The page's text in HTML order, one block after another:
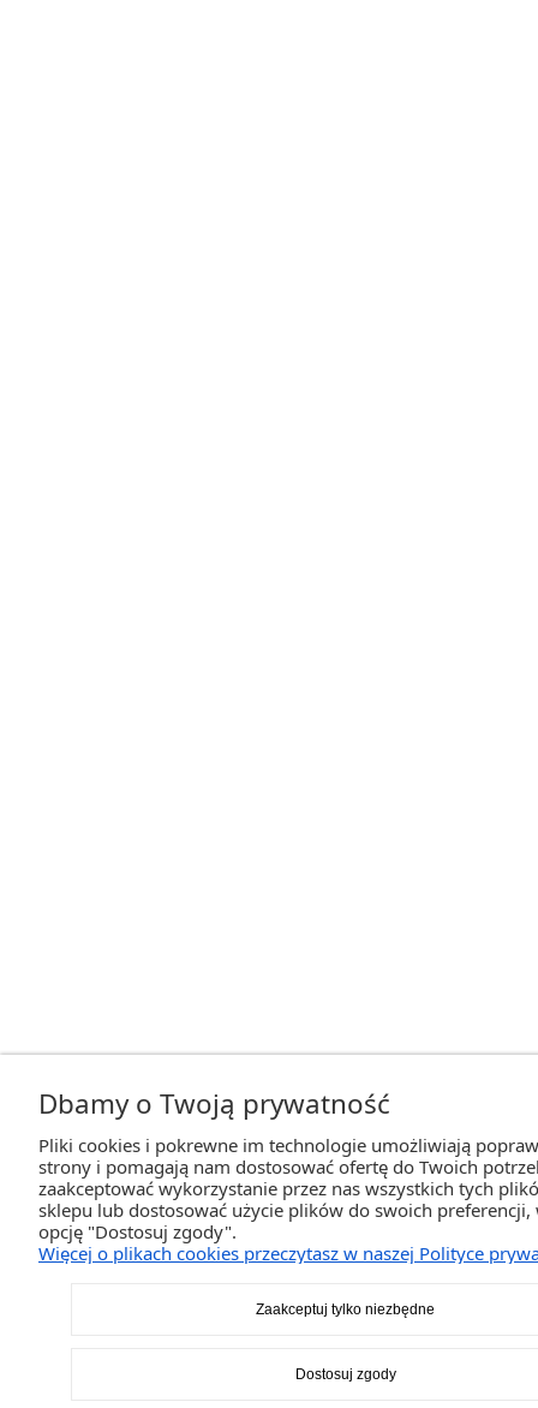
Dbamy o Twoją prywatność
Pliki cookies i pokrewne im technologie umożliwiają
strony i pomagają nam dostosować ofertę do Twoich
zaakceptować wykorzystanie przez nas wszystkich tych
sklepu lub dostosować użycie plików do swoich preferencji,
opcję "Dostosuj zgody".
Więcej o plikach cookies przeczytasz w naszej Polityce
Zaakceptuj tylko niezbędne
Dostosuj zgody